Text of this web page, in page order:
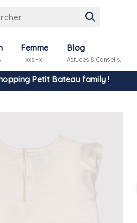
Femme
xxs - xl
Blog
Astuces & Conseils...
Petit Bateau family !
assurée partout en Tunisie !